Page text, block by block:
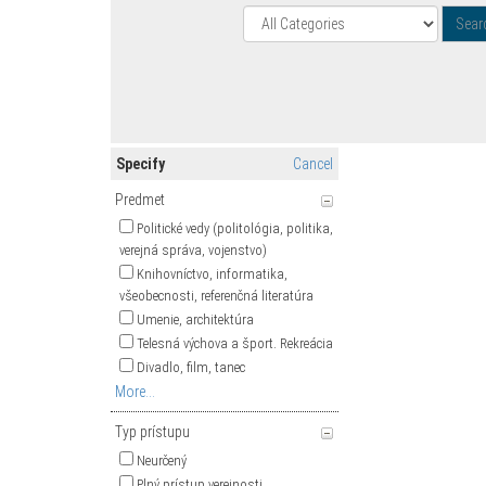
Specify Cancel
Predmet
Politické vedy (politológia, politika,
verejná správa, vojenstvo)
Knihovníctvo, informatika,
všeobecnosti, referenčná literatúra
Umenie, architektúra
Telesná výchova a šport. Rekreácia
Divadlo, film, tanec
More...
Typ prístupu
Neurčený